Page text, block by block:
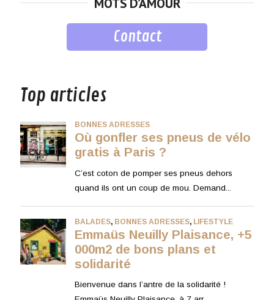
MOTS D’AMOUR
Contact
Top articles